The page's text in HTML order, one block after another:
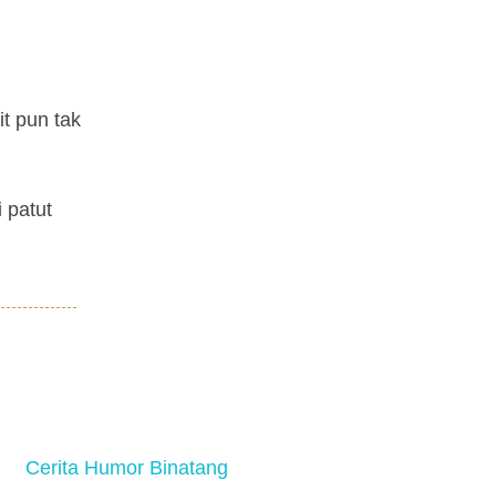
pun tak
patut
Cerita Humor Binatang